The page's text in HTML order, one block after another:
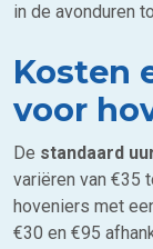
in de avonduren
Kosten
voor
De standaard
variëren van €35
hoveniers met
€30 en €95